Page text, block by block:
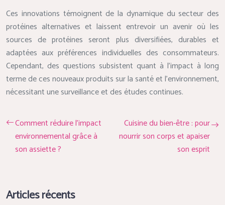
Ces innovations témoignent de la dynamique du secteur des
protéines alternatives et laissent entrevoir un avenir où les
sources de protéines seront plus diversifiées, durables et
adaptées aux préférences individuelles des consommateurs.
Cependant, des questions subsistent quant à l’impact à long
terme de ces nouveaux produits sur la santé et l’environnement,
nécessitant une surveillance et des études continues.
Comment réduire l’impact
environnemental grâce à
son assiette ?
Cuisine du bien-être : pour
nourrir son corps et apaiser
son esprit
Articles récents